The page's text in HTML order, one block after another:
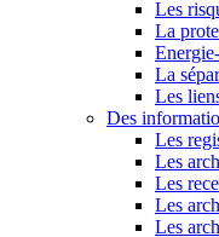
Les
La
La
Les
Des
Les
Les
Les
Les
Les